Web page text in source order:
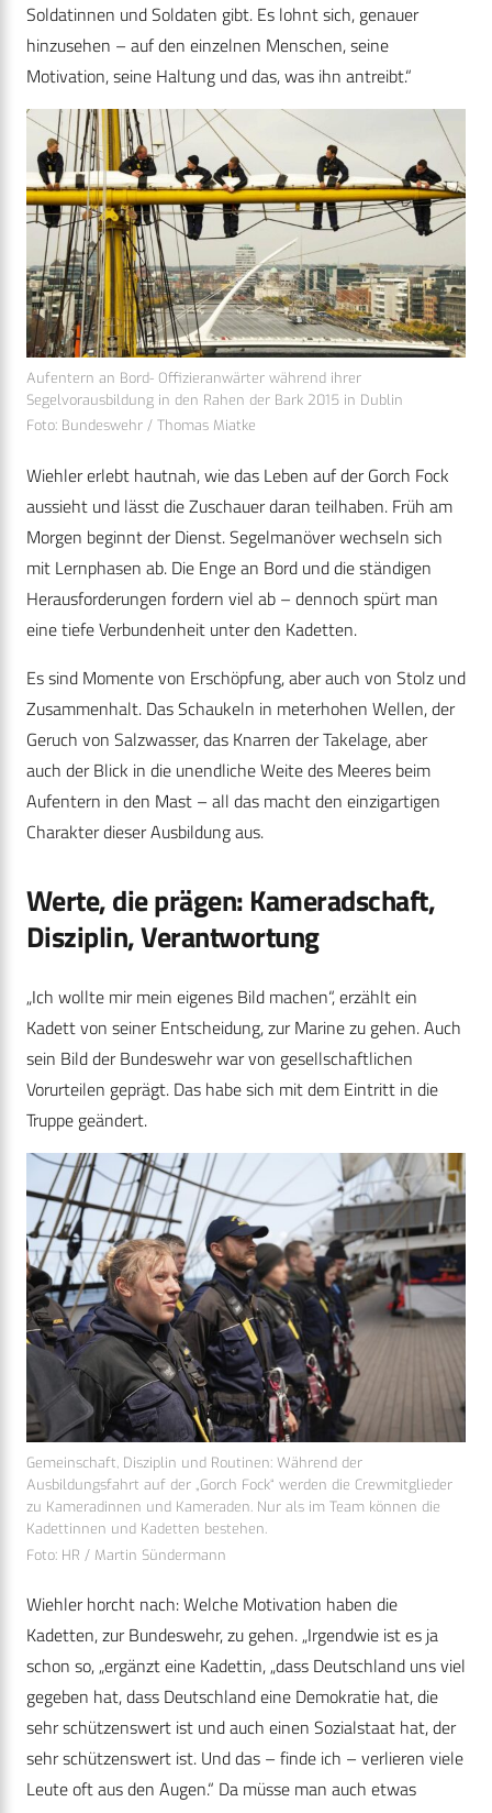
Soldatinnen und Soldaten gibt. Es lohnt sich, genauer
hinzusehen – auf den einzelnen Menschen, seine
Motivation, seine Haltung und das, was ihn antreibt.“
Aufentern an Bord- Offizieranwärter während ihrer
Segelvorausbildung in den Rahen der Bark 2015 in Dublin
Foto: Bundeswehr / Thomas Miatke
Wiehler erlebt hautnah, wie das Leben auf der Gorch Fock
aussieht und lässt die Zuschauer daran teilhaben. Früh am
Morgen beginnt der Dienst. Segelmanöver wechseln sich
mit Lernphasen ab. Die Enge an Bord und die ständigen
Herausforderungen fordern viel ab – dennoch spürt man
eine tiefe Verbundenheit unter den Kadetten.
Es sind Momente von Erschöpfung, aber auch von Stolz und
Zusammenhalt. Das Schaukeln in meterhohen Wellen, der
Geruch von Salzwasser, das Knarren der Takelage, aber
auch der Blick in die unendliche Weite des Meeres beim
Aufentern in den Mast – all das macht den einzigartigen
Charakter dieser Ausbildung aus.
Werte, die prägen: Kameradschaft,
Disziplin, Verantwortung
„Ich wollte mir mein eigenes Bild machen“, erzählt ein
Kadett von seiner Entscheidung, zur Marine zu gehen. Auch
sein Bild der Bundeswehr war von gesellschaftlichen
Vorurteilen geprägt. Das habe sich mit dem Eintritt in die
Truppe geändert.
Gemeinschaft, Disziplin und Routinen: Während der
Ausbildungsfahrt auf der „Gorch Fock“ werden die Crewmitglieder
zu Kameradinnen und Kameraden. Nur als im Team können die
Kadettinnen und Kadetten bestehen.
Foto: HR / Martin Sündermann
Wiehler horcht nach: Welche Motivation haben die
Kadetten, zur Bundeswehr, zu gehen. „Irgendwie ist es ja
schon so, „ergänzt eine Kadettin, „dass Deutschland uns viel
gegeben hat, dass Deutschland eine Demokratie hat, die
sehr schützenswert ist und auch einen Sozialstaat hat, der
sehr schützenswert ist. Und das – finde ich – verlieren viele
Leute oft aus den Augen.“ Da müsse man auch etwas